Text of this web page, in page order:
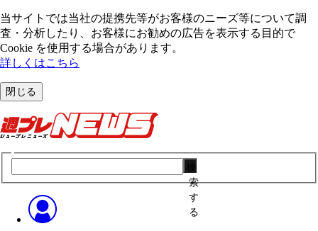
当サイトでは当社の提携先等がお客様のニーズ等について調
査・分析したり、お客様にお勧めの広告を表⽰する⽬的で
Cookie を使⽤する場合があります。
詳しくはこちら
閉じる
索
す
る